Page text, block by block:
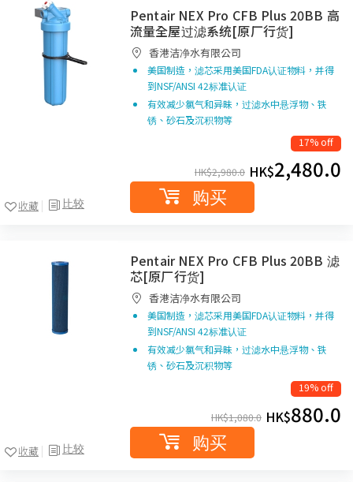
比较
收藏
Pentair NEX Pro CFB Plus 20BB 高
流量全屋过滤系统[原厂行货]
香港洁净水有限公司
美国制造，滤芯采用美国FDA认证物料，并得
到NSF/ANSI 42标准认证
有效减少氯气和异昧，过滤水中悬浮物、铁
锈、砂石及沉积物等
17% off
HK$2,980.0 HK$2,480.0
购买
比较
收藏
Pentair NEX Pro CFB Plus 20BB 滤
芯[原厂行货]
香港洁净水有限公司
美国制造，滤芯采用美国FDA认证物料，并得
到NSF/ANSI 42标准认证
有效减少氯气和异昧，过滤水中悬浮物、铁
锈、砂石及沉积物等
19% off
HK$1,080.0 HK$880.0
购买